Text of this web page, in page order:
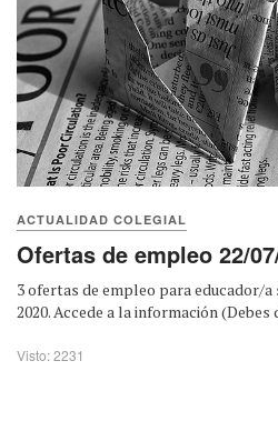
ACTUALIDAD COLEGIAL
Ofertas de empleo 22/
3 ofertas de empleo para educador/a
2020. Accede a la información (Debes
Visto: 2231